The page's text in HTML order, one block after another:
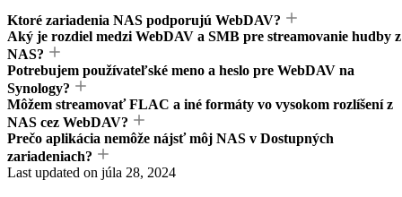
Ktoré zariadenia NAS podporujú WebDAV?
Aký je rozdiel medzi WebDAV a SMB pre streamovanie hudby z
NAS?
Potrebujem používateľské meno a heslo pre WebDAV na
Synology?
Môžem streamovať FLAC a iné formáty vo vysokom rozlíšení z
NAS cez WebDAV?
Prečo aplikácia nemôže nájsť môj NAS v Dostupných
zariadeniach?
Last updated on júla 28, 2024